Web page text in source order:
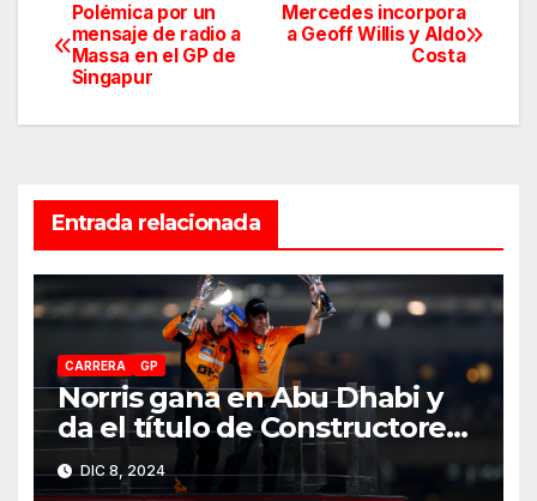
Navegación
de
entradas
Mercedes incorpora
a Geoff Willis y Aldo
Costa
Polémica por un
mensaje de radio a
Massa en el GP de
Singapur
Entrada relacionada
CARRERA GP
Norris gana en Abu Dhabi y
da el título de Constructores
2024 a McLaren
DIC 8, 2024